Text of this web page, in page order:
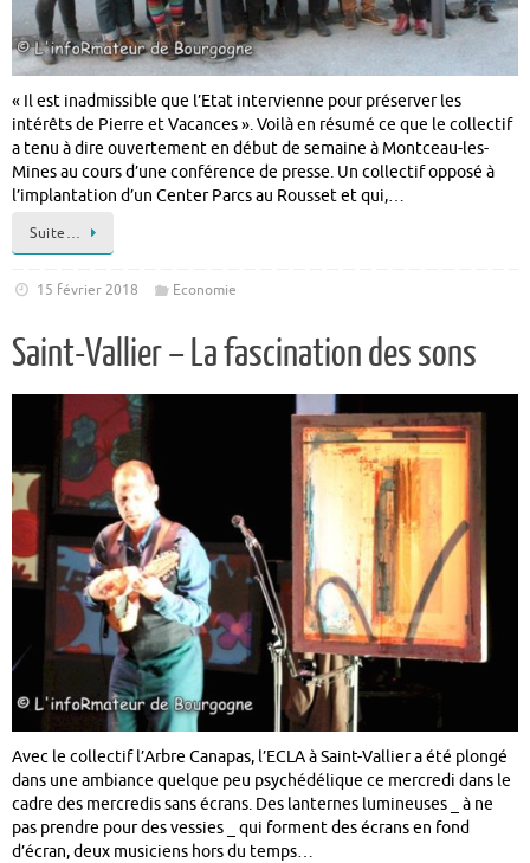
« Il est inadmissible que l’Etat intervienne pour préserver les
intérêts de Pierre et Vacances ». Voilà en résumé ce que le collectif
a tenu à dire ouvertement en début de semaine à Montceau-les-
Mines au cours d’une conférence de presse. Un collectif opposé à
l’implantation d’un Center Parcs au Rousset et qui,…
Suite…
15 février 2018 Economie
Saint-Vallier – La fascination des sons
Avec le collectif l’Arbre Canapas, l’ECLA à Saint-Vallier a été plongé
dans une ambiance quelque peu psychédélique ce mercredi dans le
cadre des mercredis sans écrans. Des lanternes lumineuses _ à ne
pas prendre pour des vessies _ qui forment des écrans en fond
d’écran, deux musiciens hors du temps…